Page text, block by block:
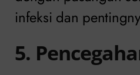
infeksi dan
5.